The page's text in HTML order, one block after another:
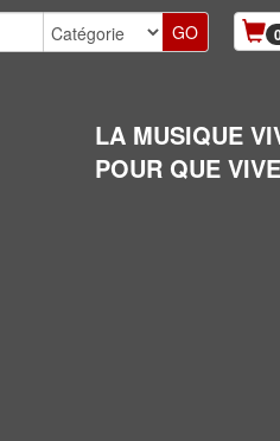
LA MUSIQUE
POUR QUE